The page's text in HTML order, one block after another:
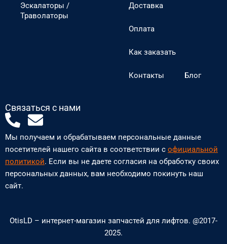
Эскалаторы /
Траволаторы
Доставка
Оплата
Как заказать
Контакты Блог
Связаться с нами
P
h
o
n
e
l
E
n
v
e
l
e
Мы получаем и обрабатываем персональные данные
посетителей нашего сайта в соответствии с официальной
политикой. Если вы не даете согласия на обработку своих
персональных данных, вам необходимо покинуть наш
сайт.
OtisLD – интернет-магазин запчастей для лифтов. @2017-
2025.